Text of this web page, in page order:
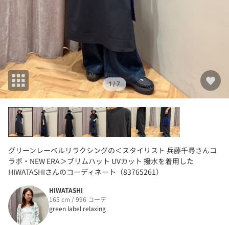
1/ 7
グリーンレーベルリラクシングの＜スタイリスト 兵藤千尋さんコ
ラボ・NEW ERA＞ブリムハット UVカット 撥水を着用した
HIWATASHIさんのコーディネート（83765261）
HIWATASHI
165 cm / 996 コーデ
green label relaxing